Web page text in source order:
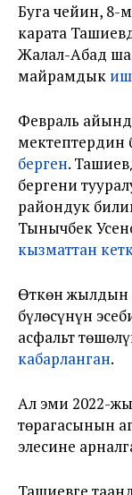
Буга чейин, 8-
карата
Жалал-Абад
майрамдык иш
Февраль
мектептердин
берген.
бергени
райондук
Тынычбек
кызматтан
Өткөн жылдын
бүлөсүнүн
асфальт
кабарланган.
Ал эми 2022-
төрагасынын
элесине